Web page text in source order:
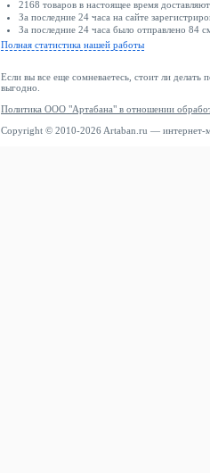
2168 товаров в настоящее время
За последние 24 часа на сайте
За последние 24 часа было отправлено 84
Полная статистика нашей работы
Если вы все еще сомневаетесь, стоит ли делать
выгодно.
Политика ООО "Артабана" в отношении
Copyright © 2010-2026 Artaban.ru — интернет-